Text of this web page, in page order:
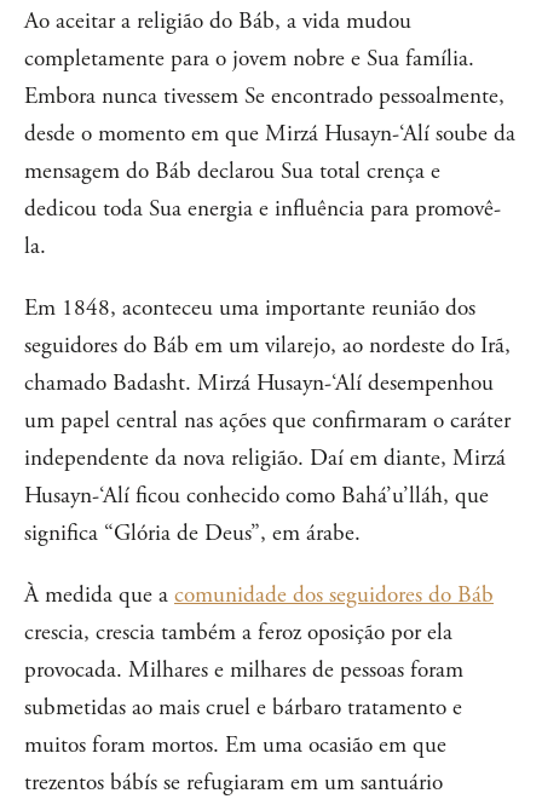
Ao aceitar a religião do Báb, a vida mudou
completamente para o jovem nobre e Sua família.
Embora nunca tivessem Se encontrado pessoalmente,
desde o momento em que Mirzá Husayn-‘Alí soube da
mensagem do Báb declarou Sua total crença e
dedicou toda Sua energia e influência para promovê-
la.
Em 1848, aconteceu uma importante reunião dos
seguidores do Báb em um vilarejo, ao nordeste do Irã,
chamado Badasht. Mirzá Husayn-‘Alí desempenhou
um papel central nas ações que confirmaram o caráter
independente da nova religião. Daí em diante, Mirzá
Husayn-‘Alí ficou conhecido como Bahá’u’lláh, que
significa “Glória de Deus”, em árabe.
À medida que a comunidade dos seguidores do Báb
crescia, crescia também a feroz oposição por ela
provocada. Milhares e milhares de pessoas foram
submetidas ao mais cruel e bárbaro tratamento e
muitos foram mortos. Em uma ocasião em que
trezentos bábís se refugiaram em um santuário